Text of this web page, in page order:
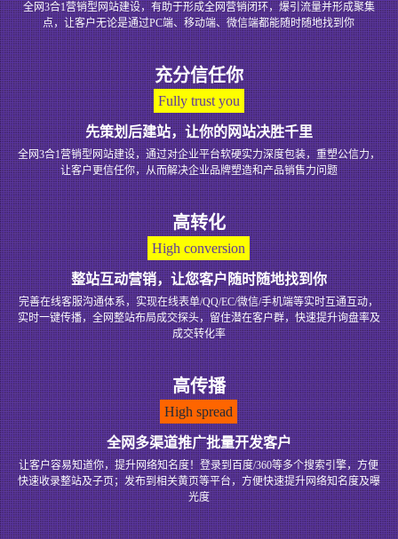
全网3合1营销型网站建设，有助于形成全网营销闭环，爆引流量并形成聚集
点，让客户无论是通过PC端、移动端、微信端都能随时随地找到你
充分信任你
Fully trust you
先策划后建站，让你的网站决胜千里
全网3合1营销型网站建设，通过对企业平台软硬实力深度包装，重塑公信力，
让客户更信任你，从而解决企业品牌塑造和产品销售力问题
高转化
High conversion
整站互动营销，让您客户随时随地找到你
完善在线客服沟通体系，实现在线表单/QQ/EC/微信/手机端等实时互通互动，
实时一键传播，全网整站布局成交探头，留住潜在客户群，快速提升询盘率及
成交转化率
高传播
High spread
全网多渠道推广批量开发客户
让客户容易知道你，提升网络知名度！登录到百度/360等多个搜索引擎，方便
快速收录整站及子页；发布到相关黄页等平台，方便快速提升网络知名度及曝
光度